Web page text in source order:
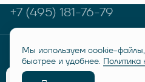
+7 (495) 181-76-79
© RUSICH KOTELNIKI 2026Политика
Дисклеймер "Семейная ипотека от
Мы используем cookie-файлы,
быстрее и удобнее. Политика